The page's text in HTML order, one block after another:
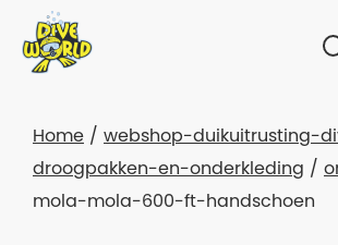
Home
webshop-duikuitrusting-
droogpakken-en-onderkleding
mola-mola-600-ft-handschoen